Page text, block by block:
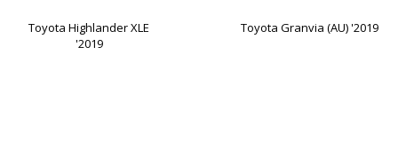
Toyota Highlander XLE
'2019
Toyota Granvia (AU) '2019